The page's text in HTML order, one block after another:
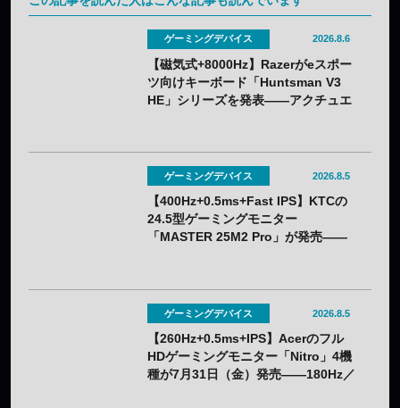
ゲーミングデバイス 2026.8.6
【磁気式+8000Hz】Razerがeスポー
ツ向けキーボード「Huntsman V3
HE」シリーズを発表——アクチュエ
ゲーミングデバイス 2026.8.5
【400Hz+0.5ms+Fast IPS】KTCの
24.5型ゲーミングモニター
「MASTER 25M2 Pro」が発売——
ゲーミングデバイス 2026.8.5
【260Hz+0.5ms+IPS】Acerのフル
HDゲーミングモニター「Nitro」4機
種が7月31日（金）発売——180Hz／